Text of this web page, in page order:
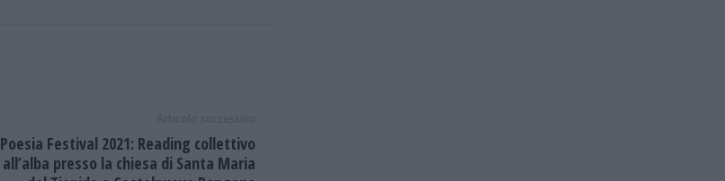
Poesia Festival 2021: Reading collettivo
all’alba presso la chiesa di Santa Maria